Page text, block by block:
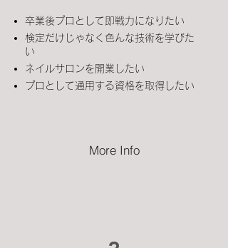
卒業後プロとして即戦力になりたい
検定だけじゃなく色んな技術を学びた
い
ネイルサロンを開業したい
プロとして通用する資格を取得したい
More Info